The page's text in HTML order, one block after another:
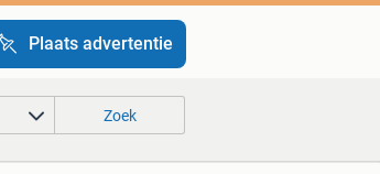
Plaats advertentie
Zoek